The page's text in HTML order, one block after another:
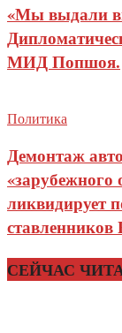
«Мы выдали
МИД Попшоя.
Политика
Демонтаж
ликвидирует
ставленников
СЕЙЧАС